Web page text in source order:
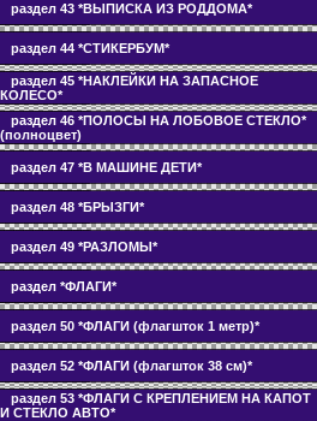
раздел 43 *ВЫПИСКА ИЗ РОДДОМА*
раздел 44 *СТИКЕРБУМ*
раздел 45 *НАКЛЕЙКИ НА ЗАПАСНОЕ
КОЛЕСО*
раздел 46 *ПОЛОСЫ НА ЛОБОВОЕ СТЕКЛО*
(полноцвет)
раздел 47 *В МАШИНЕ ДЕТИ*
раздел 48 *БРЫЗГИ*
раздел 49 *РАЗЛОМЫ*
раздел *ФЛАГИ*
раздел 50 *ФЛАГИ (флагшток 1 метр)*
раздел 52 *ФЛАГИ (флагшток 38 см)*
раздел 53 *ФЛАГИ С КРЕПЛЕНИЕМ НА КАПОТ
И СТЕКЛО АВТО*